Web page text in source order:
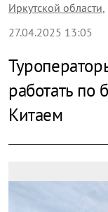
Иркутской области,
27.04.2025 13:05
работать по
Китаем